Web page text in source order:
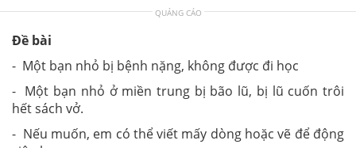
QUẢNG CÁO
Đề bài
- Một bạn nhỏ bị bệnh nặng, không được đi học
- Một bạn nhỏ ở miền trung bị bão lũ, bị lũ cuốn trôi
hết sách vở.
- Nếu muốn, em có thể viết mấy dòng hoặc vẽ để động